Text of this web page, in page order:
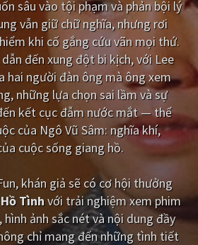
Gia đình
Lịch sử
Tiểu sử
DramaTV
Trung Quốc - Hồng Kông
Nhật Bản
Việt Nam
sâu vào tội phạm và phản bội lý
vẫn giữ chữ nghĩa, nhưng rơi
khi cố gắng cứu vãn mọi thứ.
đến xung đột bi kịch, với Lee
hai người đàn ông mà ông xem
những lựa chọn sai lầm và sự
kết cục đẫm nước mắt — thể
của Ngô Vũ Sâm: nghĩa khí,
cuộc sống giang hồ.
, khán giả sẽ có cơ hội thưởng
Tìnhvới trải nghiệm xem phim
ảnh sắc nét và nội dung đầy
chỉ mang đến những tình tiết